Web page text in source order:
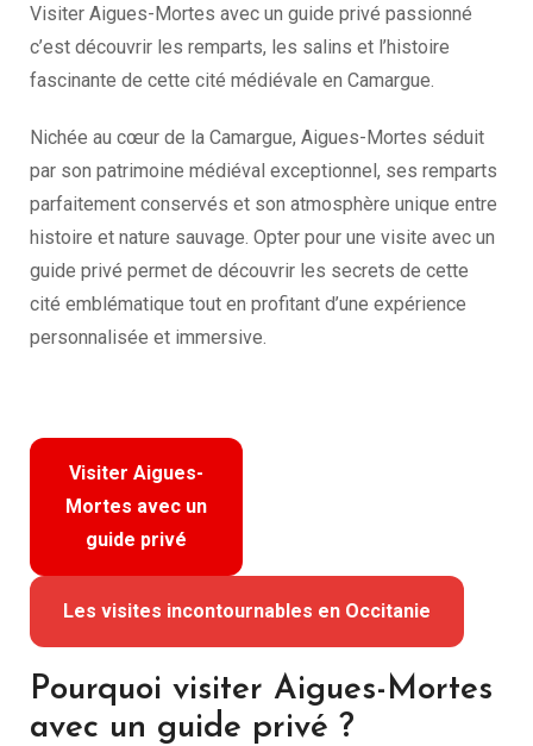
Visiter Aigues-Mortes avec un guide privé passionné
c’est découvrir les remparts, les salins et l’histoire
fascinante de cette cité médiévale en Camargue.
Nichée au cœur de la Camargue, Aigues-Mortes séduit
par son patrimoine médiéval exceptionnel, ses remparts
parfaitement conservés et son atmosphère unique entre
histoire et nature sauvage. Opter pour une visite avec un
guide privé permet de découvrir les secrets de cette
cité emblématique tout en profitant d’une expérience
personnalisée et immersive.
Visiter Aigues-
Mortes avec un
guide privé
Les visites incontournables en Occitanie
Pourquoi visiter Aigues-Mortes
avec un guide privé ?